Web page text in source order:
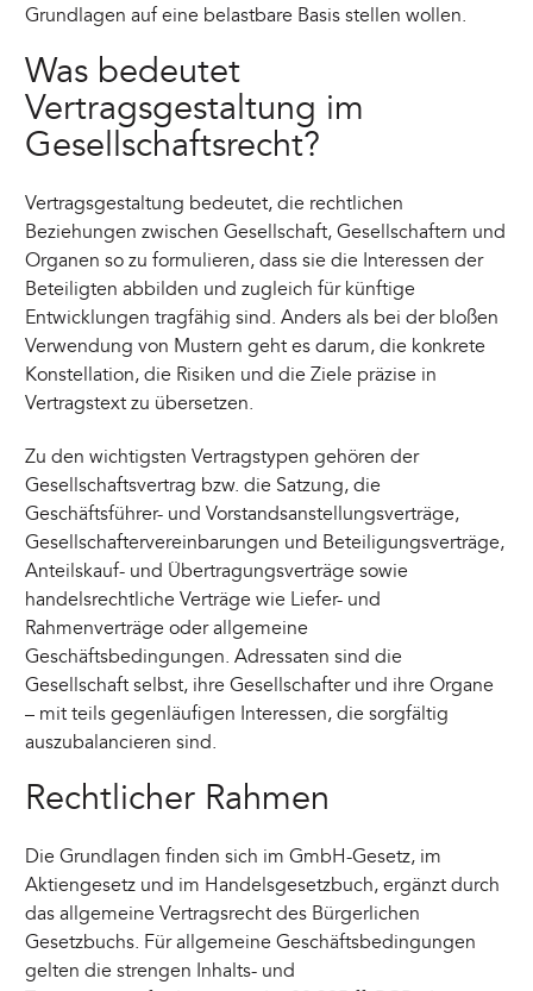
Grundlagen auf eine belastbare Basis stellen wollen.
Was bedeutet
Vertragsgestaltung im
Gesellschaftsrecht?
Vertragsgestaltung bedeutet, die rechtlichen
Beziehungen zwischen Gesellschaft, Gesellschaftern und
Organen so zu formulieren, dass sie die Interessen der
Beteiligten abbilden und zugleich für künftige
Entwicklungen tragfähig sind. Anders als bei der bloßen
Verwendung von Mustern geht es darum, die konkrete
Konstellation, die Risiken und die Ziele präzise in
Vertragstext zu übersetzen.
Zu den wichtigsten Vertragstypen gehören der
Gesellschaftsvertrag bzw. die Satzung, die
Geschäftsführer- und Vorstandsanstellungsverträge,
Gesellschaftervereinbarungen und Beteiligungsverträge,
Anteilskauf- und Übertragungsverträge sowie
handelsrechtliche Verträge wie Liefer- und
Rahmenverträge oder allgemeine
Geschäftsbedingungen. Adressaten sind die
Gesellschaft selbst, ihre Gesellschafter und ihre Organe
– mit teils gegenläufigen Interessen, die sorgfältig
auszubalancieren sind.
Rechtlicher Rahmen
Die Grundlagen finden sich im GmbH-Gesetz, im
Aktiengesetz und im Handelsgesetzbuch, ergänzt durch
das allgemeine Vertragsrecht des Bürgerlichen
Gesetzbuchs. Für allgemeine Geschäftsbedingungen
gelten die strengen Inhalts- und